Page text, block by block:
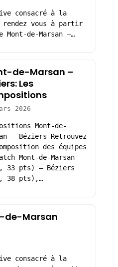
consacré à la
rendez vous à partir
Mont-de-Marsan –…
de-Marsan –
Les
2026
Mont-de-
– Béziers Retrouvez
des équipes
Mont-de-Marsan
33 pts) – Béziers
38 pts),…
de-Marsan
consacré à la